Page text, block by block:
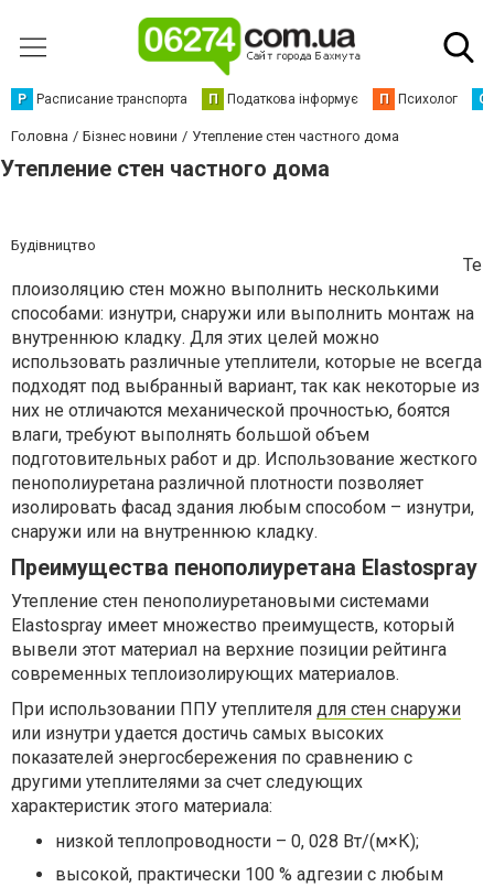
Р Расписание транспорта П Податкова інформує П Психолог С
Головна Бізнес новини Утепление стен частного дома
Утепление стен частного дома
Будівництво
Те
плоизоляцию стен можно выполнить несколькими
способами: изнутри, снаружи или выполнить монтаж на
внутреннюю кладку. Для этих целей можно
использовать различные утеплители, которые не всегда
подходят под выбранный вариант, так как некоторые из
них не отличаются механической прочностью, боятся
влаги, требуют выполнять большой объем
подготовительных работ и др. Использование жесткого
пенополиуретана различной плотности позволяет
изолировать фасад здания любым способом – изнутри,
снаружи или на внутреннюю кладку.
Преимущества пенополиуретана Elastospray
Утепление стен пенополиуретановыми системами
Elastospray имеет множество преимуществ, который
вывели этот материал на верхние позиции рейтинга
современных теплоизолирующих материалов.
При использовании ППУ утеплителя для стен снаружи
или изнутри удается достичь самых высоких
показателей энергосбережения по сравнению с
другими утеплителями за счет следующих
характеристик этого материала:
низкой теплопроводности – 0, 028 Вт/(м×К);
высокой, практически 100 % адгезии с любым